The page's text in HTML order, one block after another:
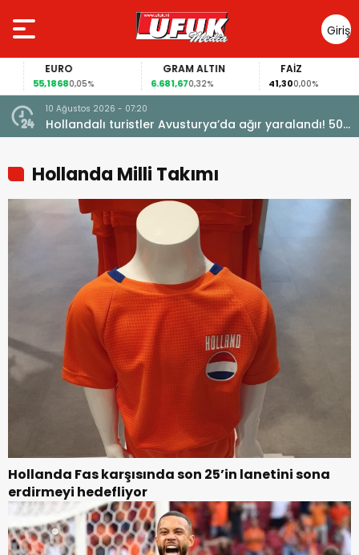
Giriş
Yap
EURO
55,18680,05%
GRAM ALTIN
6.681,670,32%
FAİZ
41,300,00%
10 Ağustos 2026 - 07:20
Hollandalı turistler Avusturya’da ağır yaralandı! 50
metrelik uçuruma düştü
Hollanda Milli Takımı
Hollanda Fas karşısında son 25’in lanetini sona
erdirmeyi hedefliyor